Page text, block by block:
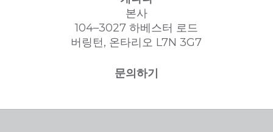
본사
104–3027 하베스터 로드
버링턴, 온타리오 L7N 3G7
문의하기